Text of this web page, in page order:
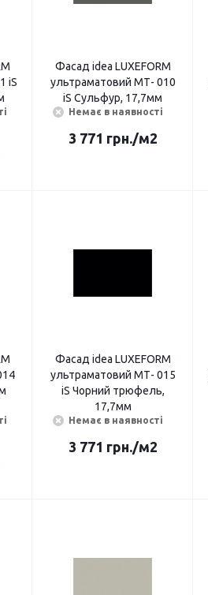
iS
Фасад idea LUXEFORМ
ультраматовий МТ- 010
iS Сульфур, 17,7мм
Немає в наявності
3 771 грн./м2
Фасад idea LUXEFORМ
ультраматовий МТ- 015
iS Чорний трюфель,
17,7мм
Немає в наявності
3 771 грн./м2